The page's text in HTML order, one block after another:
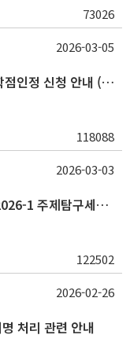
73026
「군복무 학점인정 원격수업」이수자 학점인정 신청 안내 (2025-2 이전 군복무 원격수업 수강자 필독)
118088
2026-03-05
전자출결시스템 매뉴얼(학생용) 안내 (2026-1 주제탐구세미나 1 (001 분반) 등)
122502
2026-03-03
처리 관련 안내
2026-02-26